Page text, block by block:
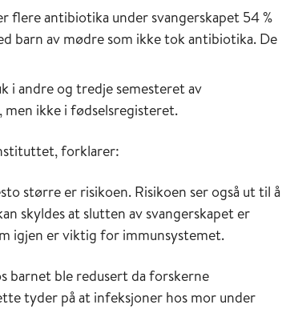
flere antibiotika under svangerskapet 54 %
barn av mødre som ikke tok antibiotika. De
i andre og tredje semesteret av
men ikke i fødselsregisteret.
forklarer:
større er risikoen. Risikoen ser også ut til å
skyldes at slutten av svangerskapet er
igjen er viktig for immunsystemet.
barnet ble redusert da forskerne
tyder på at infeksjoner hos mor under